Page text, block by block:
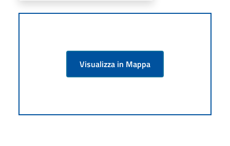
Visualizza in Mappa